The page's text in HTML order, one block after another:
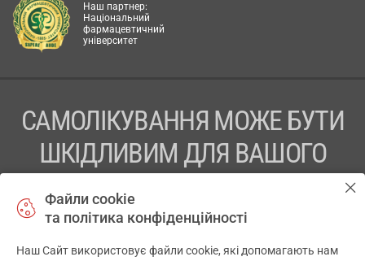
Наш партнер:
Національний
фармацевтичний
університет
САМОЛІКУВАННЯ МОЖЕ БУТИ
ШКІДЛИВИМ ДЛЯ ВАШОГО
ПЕРЕД ЗАСТОСУВАННЯМ ПРЕПАРАТУ ПРОКОНСУЛЬТУЙТЕСЬ
Файли cookie
та політика конфіденційності
Наш Сайт використовує файли cookie, які допомагають нам